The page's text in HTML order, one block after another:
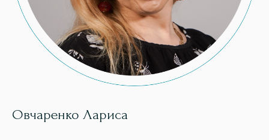
Овчаренко Лариса